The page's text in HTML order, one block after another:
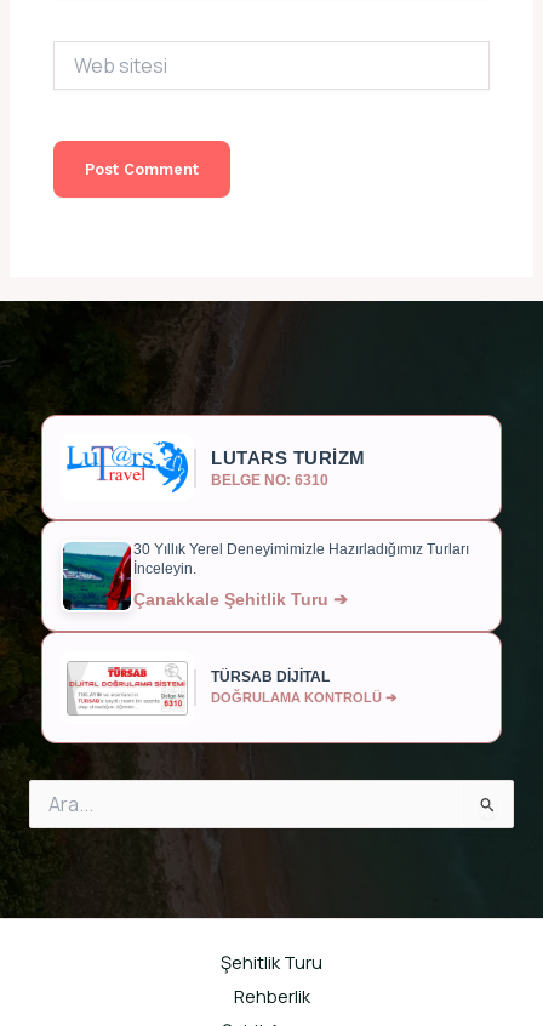
sitesi
LUTARS TURİZM
BELGE NO: 6310
30 Yıllık Yerel Deneyimimizle Hazırladığımız Turları
İnceleyin.
Çanakkale Şehitlik Turu ➔
TÜRSAB DİJİTAL
DOĞRULAMA KONTROLÜ ➔
for:
Şehitlik Turu
Rehberlik